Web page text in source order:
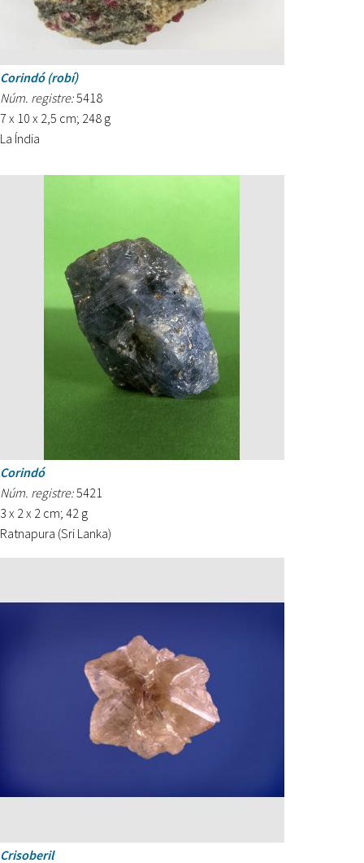
Corindó (robí)
Núm. registre:5418
7 x 10 x 2,5 cm; 248 g
La Índia
Corindó
Núm. registre:5421
3 x 2 x 2 cm; 42 g
Ratnapura (Sri Lanka)
Crisoberil